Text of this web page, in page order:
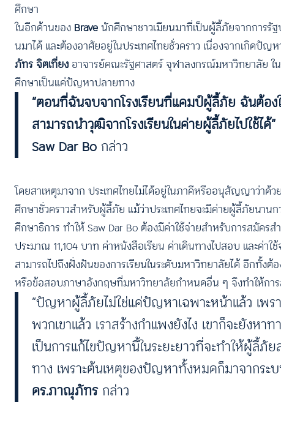
ศึกษา
ในอีกด้านของ Braveนักศึกษาชาวเมียนมาที่เป็นผู้ลี้ภัยจากการรัฐป
นมาได้ และต้องอาศัยอยู่ในประเทศไทยชั่วคราว เนื่องจากเกิดปัญ
ภัทร จิตเที่ยง อาจารย์คณะรัฐศาสตร์ จุฬาลงกรณ์มหาวิทยาลัย ใ
ศึกษาเป็นแค่ปัญหาปลายทาง
“ตอนที่ฉันจบจากโรงเรียนที่แคมป์ผู้ลี้ภัย ฉันต้อง
สามารถนำวุฒิจากโรงเรียนในค่ายผู้ลี้ภัยไปใช้ได้”
Saw Dar Bo กล่าว
โดยสาเหตุมาจาก ประเทศไทยไม่ได้อยู่ในภาคีหรืออนุสัญญาว่าด้
ศึกษาชั่วคราวสำหรับผู้ลี้ภัย แม้ว่าประเทศไทยจะมีค่ายผู้ลี้ภัยนา
ศึกษาธิการ ทำให้ Saw Dar Bo ต้องมีค่าใช้จ่ายสำหรับการสมัค
ประมาณ 11,104 บาท ค่าหนังสือเรียน ค่าเดินทางไปสอบ และค่า
สามารถไปถึงฝั่งฝันของการเรียนในระดับมหาวิทยาลัยได้ อีกทั้ง
หรือข้อสอบภาษาอังกฤษที่มหาวิทยาลัยกำหนดอื่น ๆ จึงทำให้กา
“ปัญหาผู้ลี้ภัยไม่ใช่แค่ปัญหาเฉพาะหน้าแล้ว เพ
พวกเขาแล้ว เราสร้างกำแพงยังไง เขาก็จะยังห
เป็นการแก้ไขปัญหานี้ในระยะยาวที่จะทำให้ผู้ลี้
ทาง เพราะต้นเหตุของปัญหาทั้งหมดก็มาจากระ
ดร.ภาณุภัทรกล่าว